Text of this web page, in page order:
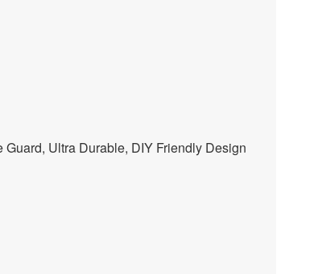
Ultra Durable, DIY Friendly Design